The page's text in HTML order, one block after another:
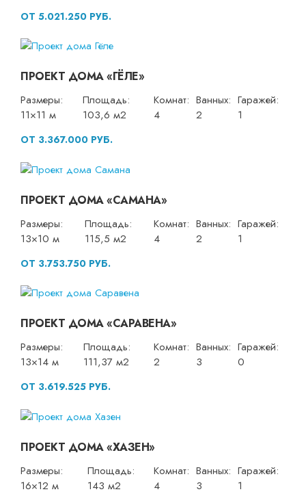
ОТ 5.021.250 РУБ.
ПРОЕКТ ДОМА «ГЁЛЕ»
Размеры:
11×11 м
Площадь:
103,6 м2
Комнат:
4
Ванных:
2
Гаражей:
1
ОТ 3.367.000 РУБ.
ПРОЕКТ ДОМА «САМАНА»
Размеры:
13×10 м
Площадь:
115,5 м2
Комнат:
4
Ванных:
2
Гаражей:
1
ОТ 3.753.750 РУБ.
ПРОЕКТ ДОМА «САРАВЕНА»
Размеры:
13×14 м
Площадь:
111,37 м2
Комнат:
2
Ванных:
3
Гаражей:
0
ОТ 3.619.525 РУБ.
ПРОЕКТ ДОМА «ХАЗЕН»
Размеры:
16×12 м
Площадь:
143 м2
Комнат:
4
Ванных:
3
Гаражей:
1